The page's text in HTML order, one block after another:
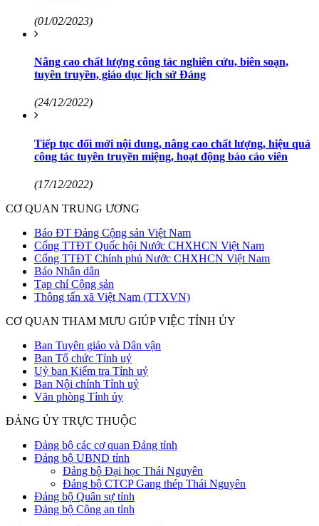
(01/02/2023)
Nâng cao chất lượng công tác nghiên cứu, biên soạn,
tuyên truyền, giáo dục lịch sử Đảng
(24/12/2022)
Tiếp tục đổi mới nội dung, nâng cao chất lượng, hiệu quả
công tác tuyên truyền miệng, hoạt động báo cáo viên
(17/12/2022)
CƠ QUAN TRUNG ƯƠNG
Báo ĐT Đảng Cộng sản Việt Nam
Cổng TTĐT Quốc hội Nước CHXHCN Việt Nam
Cổng TTĐT Chính phủ Nước CHXHCN Việt Nam
Báo Nhân dân
Tạp chí Cộng sản
Thông tấn xã Việt Nam (TTXVN)
CƠ QUAN THAM MƯU GIÚP VIỆC TỈNH ỦY
Ban Tuyên giáo và Dân vận
Ban Tổ chức Tỉnh uỷ
Uỷ ban Kiểm tra Tỉnh uỷ
Ban Nội chính Tỉnh uỷ
Văn phòng Tỉnh ủy
ĐẢNG ỦY TRỰC THUỘC
Đảng bộ các cơ quan Đảng tỉnh
Đảng bộ UBND tỉnh
Đảng bộ Đại học Thái Nguyên
Đảng bộ CTCP Gang thép Thái Nguyên
Đảng bộ Quân sự tỉnh
Đảng bộ Công an tỉnh